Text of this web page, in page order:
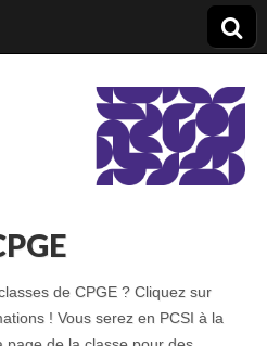
de CPGE ? Cliquez sur
! Vous serez en PCSI à la